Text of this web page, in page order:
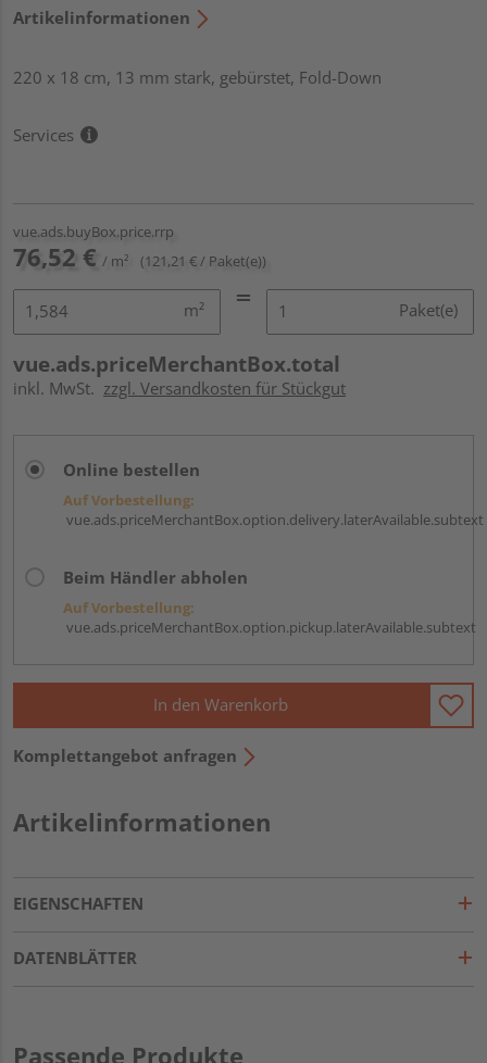
Artikelinformationen
220 x 18 cm, 13 mm stark, gebürstet, Fold-Down
Services
vue.ads.buyBox.price.rrp
76,52 € / m² (121,21 € / Paket(e))
m² Paket(e)
vue.ads.priceMerchantBox.total
inkl. MwSt. zzgl. Versandkosten für Stückgut
Online bestellen
Auf Vorbestellung:
vue.ads.priceMerchantBox.option.delivery.laterAvailable.subtext
Beim Händler abholen
Auf Vorbestellung:
vue.ads.priceMerchantBox.option.pickup.laterAvailable.subtext
In den Warenkorb
Komplettangebot anfragen
Artikelinformationen
EIGENSCHAFTEN
DATENBLÄTTER
Passende Produkte